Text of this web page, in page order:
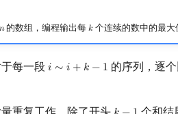
𝑛
n的数组，编程输出每𝑘
k个连续的数中的最大
每一段 𝑖 ∼ 𝑖 + 𝑘 − 1
i ∼i +k−1
的序列，逐
重复工作，除了开头 个和结